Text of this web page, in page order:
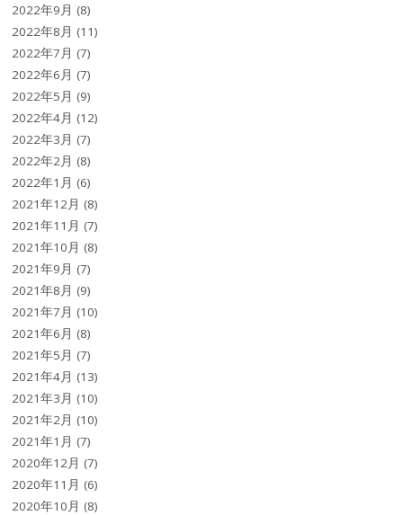
2022年9月 (8)
2022年8月 (11)
2022年7月 (7)
2022年6月 (7)
2022年5月 (9)
2022年4月 (12)
2022年3月 (7)
2022年2月 (8)
2022年1月 (6)
2021年12月 (8)
2021年11月 (7)
2021年10月 (8)
2021年9月 (7)
2021年8月 (9)
2021年7月 (10)
2021年6月 (8)
2021年5月 (7)
2021年4月 (13)
2021年3月 (10)
2021年2月 (10)
2021年1月 (7)
2020年12月 (7)
2020年11月 (6)
2020年10月 (8)